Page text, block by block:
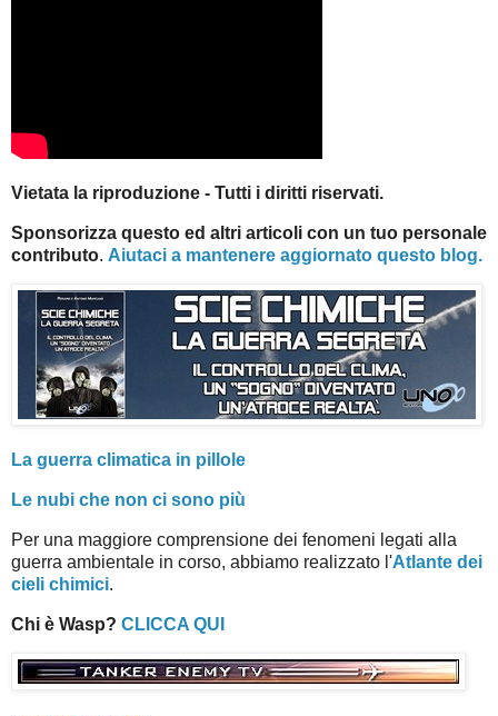
Vietata la riproduzione - Tutti i diritti riservati.
Sponsorizza questo ed altri articoli con un tuo personale
contributo. Aiutaci a mantenere aggiornato questo blog.
La guerra climatica in pillole
Le nubi che non ci sono più
Per una maggiore comprensione dei fenomeni legati alla
guerra ambientale in corso, abbiamo realizzato l'Atlante dei
cieli chimici.
Chi è Wasp? CLICCA QUI